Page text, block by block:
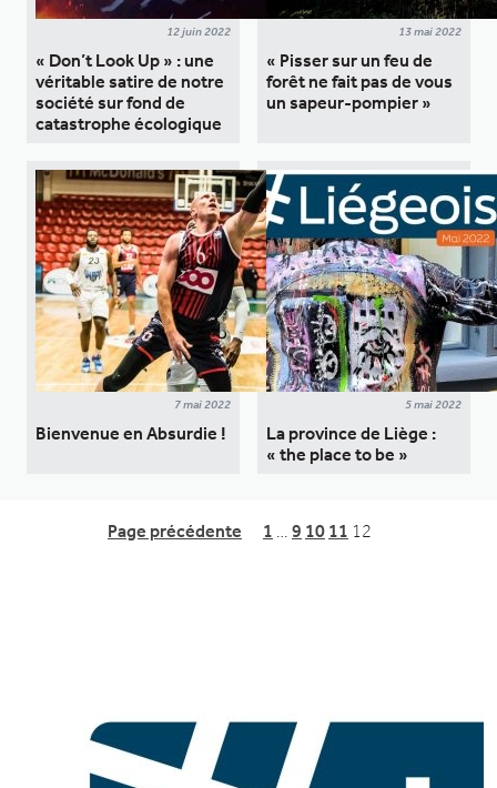
12 juin 2022
« Don’t Look Up » : une
véritable satire de notre
société sur fond de
catastrophe écologique
13 mai 2022
« Pisser sur un feu de
forêt ne fait pas de vous
un sapeur-pompier »
7 mai 2022
Bienvenue en Absurdie !
5 mai 2022
La province de Liège :
« the place to be »
Page précédente 1 9 10 11 12